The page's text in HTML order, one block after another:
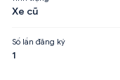
Xe cũ
Số lần đăng ký
1